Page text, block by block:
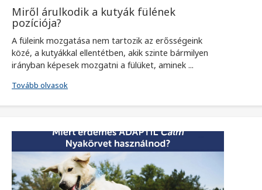
Miről árulkodik a kutyák fülének
pozíciója?
A füleink mozgatása nem tartozik az erősségeink
közé, a kutyákkal ellentétben, akik szinte bármilyen
irányban képesek mozgatni a fülüket, aminek ...
Tovább olvasok